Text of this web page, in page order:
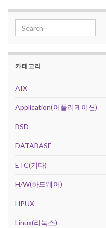
Search for:
카테고리
AIX
Application(어플리케이션)
BSD
DATABASE
ETC(기타)
H/W(하드웨어)
HPUX
Linux(리눅스)